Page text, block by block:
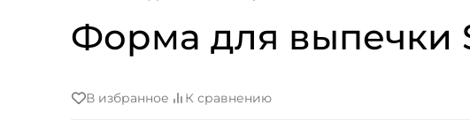
Форма для выпечки
В избранное К сравнению